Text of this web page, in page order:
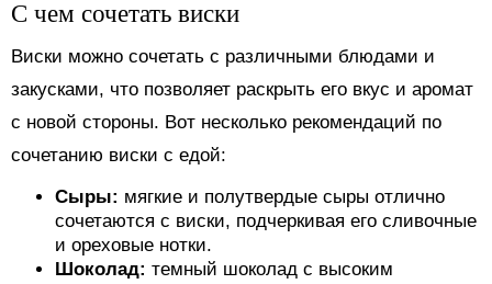
С чем сочетать виски
Виски можно сочетать с различными блюдами и
закусками, что позволяет раскрыть его вкус и аромат
с новой стороны. Вот несколько рекомендаций по
сочетанию виски с едой:
Сыры: мягкие и полутвердые сыры отлично
сочетаются с виски, подчеркивая его сливочные
и ореховые нотки.
Шоколад: темный шоколад с высоким